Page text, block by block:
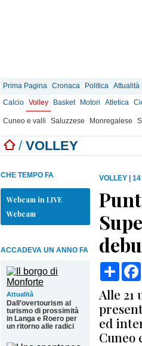
Prima Pagina Cronaca Politica Attualità
Calcio Volley Basket Motori Atletica
Cuneo e valli Saluzzese Monregalese
/ VOLLEY
CHE TEMPO FA
Webcam in LIVE
Webcam
ACCADEVA UN ANNO FA
Attualità
Dall’overtourism al
turismo di prossimità
in Langa e Roero per
un ritorno alle radici
VOLLEY
Alle 21
ed
Cuneo